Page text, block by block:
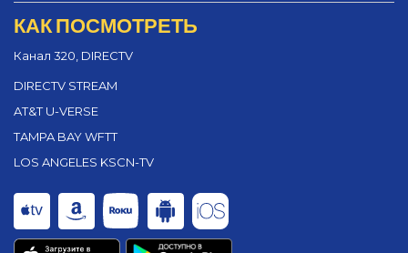
КАК ПОСМОТРЕТЬ
Канал 320, DIRECTV
DIRECTV STREAM
AT&T U-VERSE
TAMPA BAY WFTT
LOS ANGELES KSCN-TV